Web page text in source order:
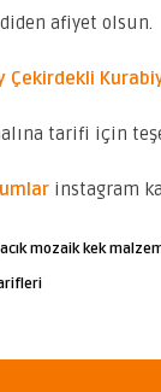
afiyet olsun.
Çekirdekli
tarifi için
instagram
mozaik kek